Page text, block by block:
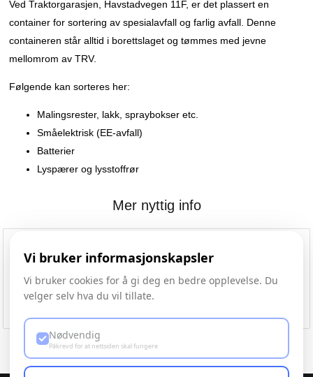
Ved Traktorgarasjen, Havstadvegen 11F, er det plassert en
container for sortering av spesialavfall og farlig avfall. Denne
containeren står alltid i borettslaget og tømmes med jevne
mellomrom av TRV.
Følgende kan sorteres her:
Malingsrester, lakk, spraybokser etc.
Småelektrisk (EE-avfall)
Batterier
Lyspærer og lysstoffrør
Mer nyttig info
Øvre Havstad Urban Dyrking
Vi bruker informasjonskapsler
Vi bruker cookies for å gi deg en bedre opplevelse. Du
velger selv hva du vil tillate.
Nødvendig
Påkrevd for at nettsiden skal fungere